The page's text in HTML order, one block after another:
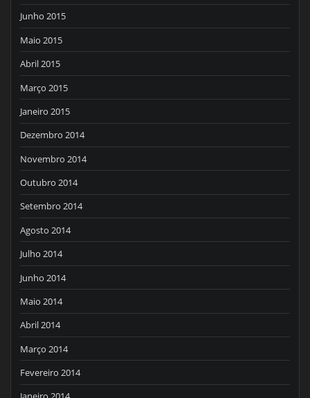
Junho 2015
Maio 2015
Abril 2015
Março 2015
Janeiro 2015
Dezembro 2014
Novembro 2014
Outubro 2014
Setembro 2014
Agosto 2014
Julho 2014
Junho 2014
Maio 2014
Abril 2014
Março 2014
Fevereiro 2014